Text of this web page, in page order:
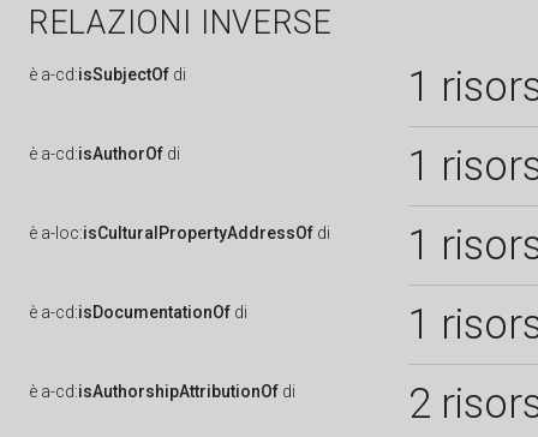
RELAZIONI INVERSE
è a-cd:isSubjectOf di 1
è a-cd:isAuthorOf di 1
è a-loc:isCulturalPropertyAddressOf di 1
è a-cd:isDocumentationOf di 1
è a-cd:isAuthorshipAttributionOf di 2